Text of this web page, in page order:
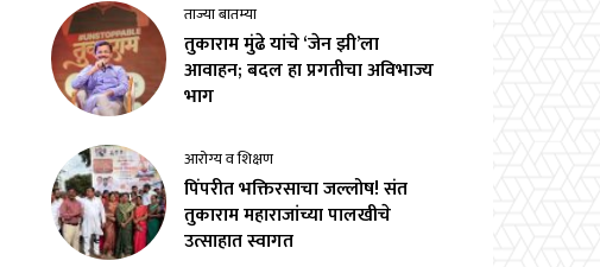
ताज्या बातम्या
तुकाराम मुंढे यांचे ‘जेन झी’ला
आवाहन; बदल हा प्रगतीचा अविभाज्य
भाग
आरोग्य व शिक्षण
पिंपरीत भक्तिरसाचा जल्लोष! संत
तुकाराम महाराजांच्या पालखीचे
उत्साहात स्वागत